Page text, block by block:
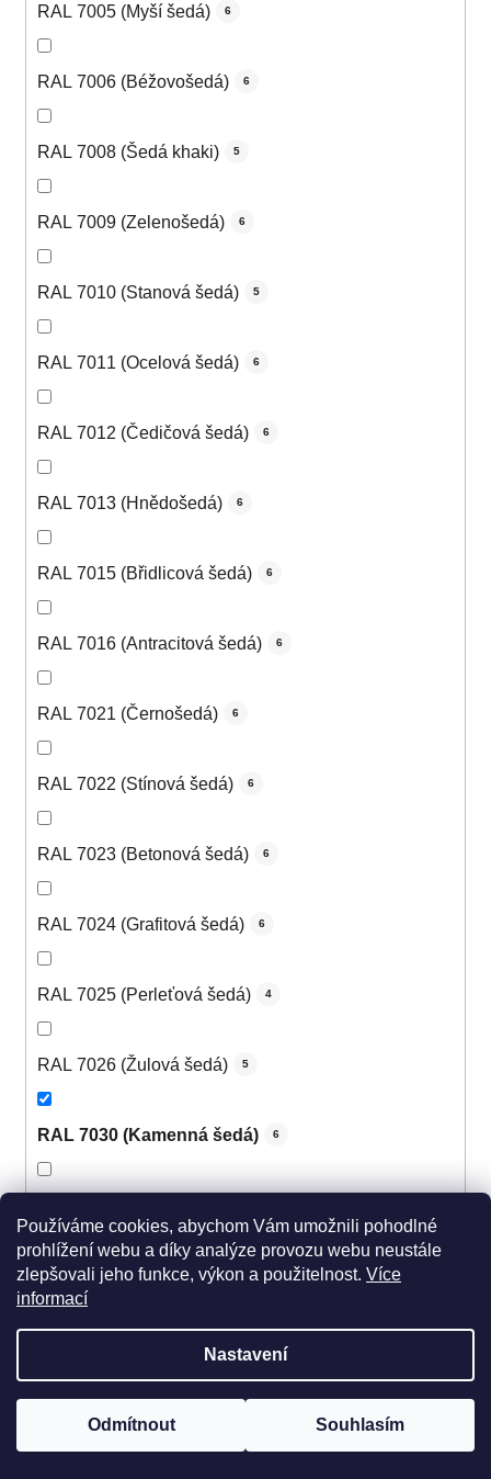
Používáme cookies, abychom Vám umožnili pohodlné
prohlížení webu a díky analýze provozu webu neustále
zlepšovali jeho funkce, výkon a použitelnost. Více
informací
Nastavení
Odmítnout Souhlasím
RAL 7005 (Myší šedá) 6
RAL 7006 (Béžovošedá) 6
RAL 7008 (Šedá khaki) 5
RAL 7009 (Zelenošedá) 6
RAL 7010 (Stanová šedá) 5
RAL 7011 (Ocelová šedá) 6
RAL 7012 (Čedičová šedá) 6
RAL 7013 (Hnědošedá) 6
RAL 7015 (Břidlicová šedá) 6
RAL 7016 (Antracitová šedá) 6
RAL 7021 (Černošedá) 6
RAL 7022 (Stínová šedá) 6
RAL 7023 (Betonová šedá) 6
RAL 7024 (Grafitová šedá) 6
RAL 7025 (Perleťová šedá) 4
RAL 7026 (Žulová šedá) 5
RAL 7030 (Kamenná šedá) 6
RAL 7032 (Štěrková šedá)
RAL 7033 (Cementová šedá) 5
RAL 7034 (Šedožlutá)